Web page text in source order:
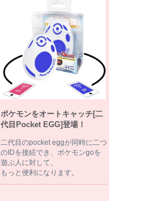
ポケモンをオートキャッチ[二
代目Pocket EGG]登場！
二代目のpocket eggが同時に二つ
のIDを接続でき、ポケモンgoを
遊ぶ人に対して、
もっと便利になります。